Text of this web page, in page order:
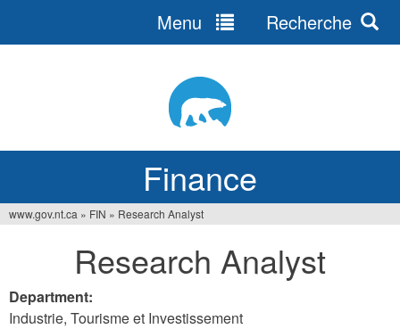
Finance
Menu Recherche
here
www.gov.nt.ca » FIN » Research Analyst
Research Analyst
Department:
Industrie, Tourisme et Investissement